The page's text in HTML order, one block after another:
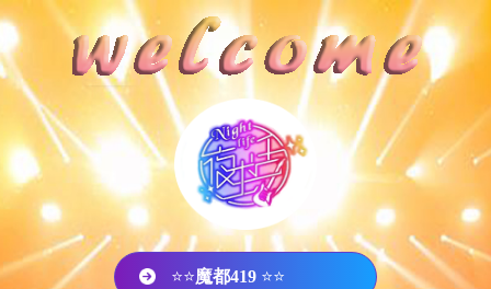
⭐⭐魔都419 ⭐⭐